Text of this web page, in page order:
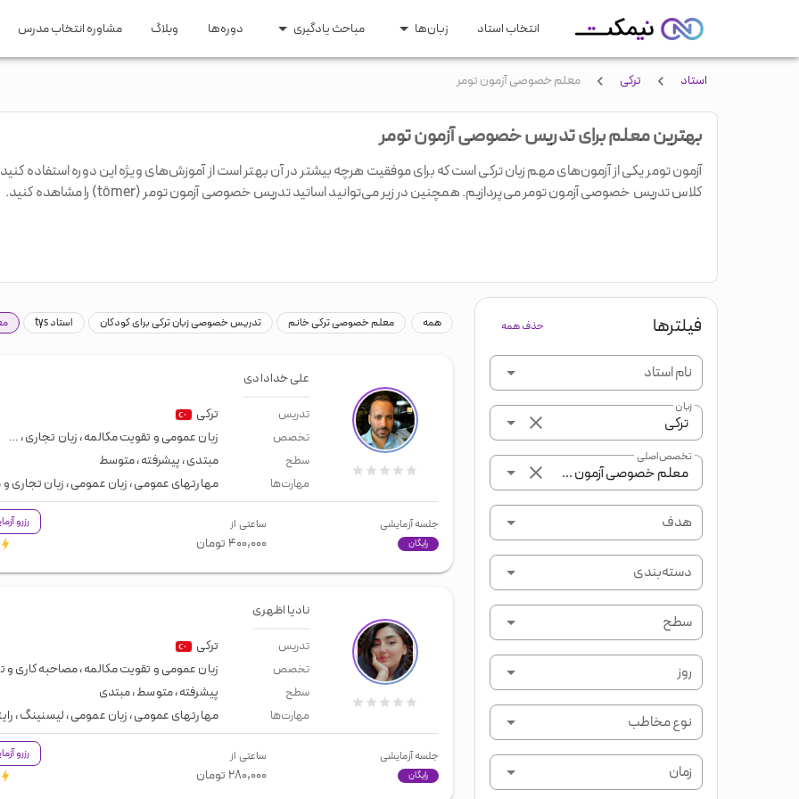
انتخاب استاد زبان‌ها
انگلیسی آلمانی فرانسوی اسپانیایی ایتالیایی ترکی عربی روسی
ژاپنی چینی کره‌ای فارسی هندی سوئدی هلندی گیلکی
مباحث یادگیری
مهارتهای عمومی
زبان عمومی
رایتینگ
لیسنینگ
زبان تجاری و مهاجرت
مصاحبه کاری و تحصیلی
تکمیل رزومه
مقاله نویسی
مقاطع تحصیلی
زبان کنکور ارشد و دکتری
دوره‌ها وبلاگ مشاوره انتخاب مدرس
استاد ترکی معلم خصوصی آزمون تومر
بهترین معلم برای تدریس خصوصی آزمون تومر
آزمون تومر یکی از آزمون‌های مهم زبان ترکی است که برای موفقیت هرچه بیشتر در آن بهتر است از آموزش‌های ویژه این دوره استفاده
کلاس تدریس خصوصی آزمون تومر می‌پردازیم. همچنین در زیر می‌توانید اساتید تدریس خصوصی آزمون تومر (tömer) را مشاهده کنید.
فیلترها حذف همه
نام استاد
زبان
ترکی
تخصص اصلی
معلم خصوصی آزمون تومر
هدف
دسته‌بندی
سطح
روز
نوع مخاطب
زمان
همه معلم خصوصی ترکی خانم تدریس خصوصی زبان ترکی برای کودکان استاد tys
علی خدادادی
تدریس ترکی
تخصص زبان عمومی و تقویت مکالمه،زبان تجاری،
سطح مبتدی،پیشرفته،متوسط
مهارت‌ها مهارتهای عمومی،زبان عمومی،زبان تجاری
جلسه آزمایشی
رایگان
ساعتی از
۴۰۰,۰۰۰ تومان
رزرو
نادیا اظهری
تدریس ترکی
تخصص زبان عمومی و تقویت مکالمه،مصاحبه کاری و
سطح پیشرفته،متوسط،مبتدی
مهارت‌ها مهارتهای عمومی،زبان عمومی،لیسنینگ،
جلسه آزمایشی
رایگان
ساعتی از
۲۸۰,۰۰۰ تومان
رزرو